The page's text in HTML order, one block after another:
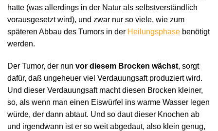
hatte (was allerdings in der Natur als selbstverständlich
vorausgesetzt wird), und zwar nur so viele, wie zum
späteren Abbau des Tumors in der Heilungsphase benötigt
werden.
Der Tumor, der nun vor diesem Brocken wächst, sorgt
dafür, daß ungeheuer viel Verdauungsaft produziert wird.
Und dieser Verdauungsaft macht diesen Brocken kleiner,
so, als wenn man einen Eiswürfel ins warme Wasser legen
würde, der dann abtaut. Und so daut dieser Knochen ab
und irgendwann ist er so weit abgedaut, also klein genug,